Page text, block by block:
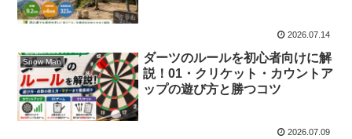
2026.07.14
Snow Man
ダーツのルールを初心者向けに解
説！01・クリケット・カウントア
ップの遊び方と勝つコツ
2026.07.09